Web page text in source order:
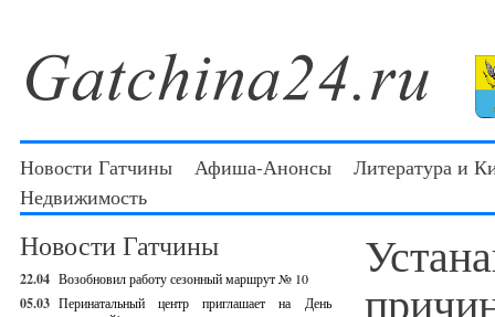
Новости Гатчины Афиша-Анонсы
Литература и
Недвижимость
Новости Гатчины
22.04 Возобновил работу сезонный маршрут № 10
05.03 Перинатальный центр приглашает на День